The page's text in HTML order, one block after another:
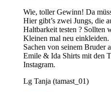
Wie, toller Gewinn! Da
Hier gibt’s zwei Jungs, die
Haltbarkeit testen ? Sollten
Kleinen mal neu
Sachen von seinem Bruder
Emile & Ida Shirts mit den
Instagram.
Lg Tanja (tamast_01)